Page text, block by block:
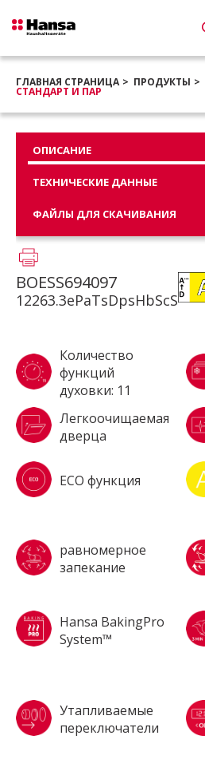
ГЛАВНАЯ СТРАНИЦА ПРОДУКТЫ
СТАНДАРТ И ПАР
ОПИСАНИЕ
ТЕХНИЧЕСКИЕ ДАННЫЕ
ФАЙЛЫ ДЛЯ СКАЧИВАНИЯ
BOESS694097
12263.3ePaTsDpsHbScS
Количество
функций
духовки: 11
Легкоочищаемая
дверца
ECO функция
равномерное
запекание
Hansa BakingPro
System™
Утапливаемые
переключатели